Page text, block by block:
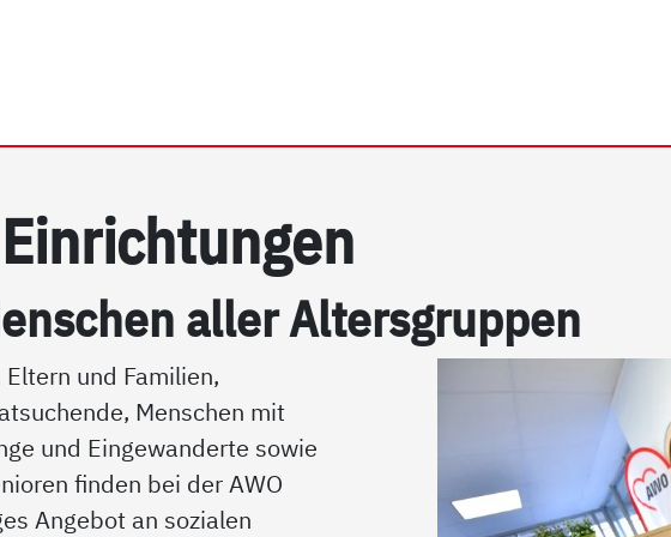
al­ler Al­ters­grup­pen
und Familien,
Menschen mit
und Eingewanderte sowie
finden bei der AWO
Angebot an sozialen